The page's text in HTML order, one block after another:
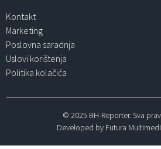
Kontakt
Marketing
Poslovna saradnja
Uslovi korištenja
Politika kolačića
© 2025 BH-Reporter. Sva
Developed by Futura